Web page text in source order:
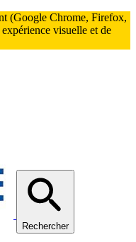
(Google Chrome, Firefox,
visuelle et de
Rechercher